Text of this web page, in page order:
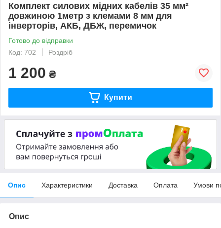
Комплект силових мідних кабелів 35 мм²
довжиною 1метр з клемами 8 мм для
інверторів, АКБ, ДБЖ, перемичок
Готово до відправки
Код: 702
Роздріб
1 200 ₴
Купити
Опис Характеристики Доставка Оплата Умови
Опис